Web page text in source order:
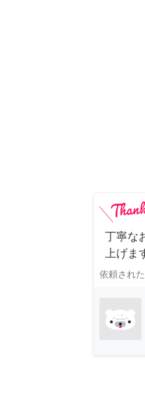
丁寧な
上げま
依頼され